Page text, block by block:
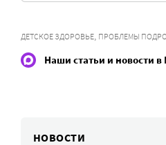
ДЕТСКОЕ ЗДОРОВЬЕ, ПРОБЛЕМЫ
Наши статьи и новости
НОВОСТИ